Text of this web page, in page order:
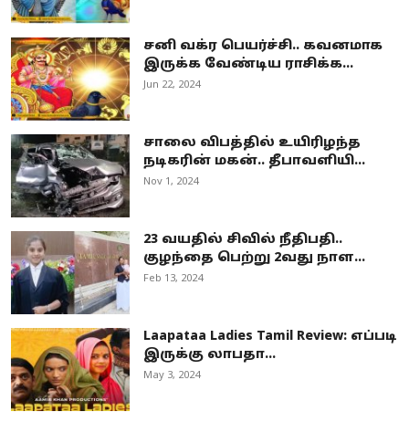
சனி வக்ர பெயர்ச்சி.. கவனமாக
இருக்க வேண்டிய ராசிக்க...
Jun 22, 2024
சாலை விபத்தில் உயிரிழந்த
நடிகரின் மகன்.. தீபாவளியி...
Nov 1, 2024
23 வயதில் சிவில் நீதிபதி..
குழந்தை பெற்று 2வது நாள...
Feb 13, 2024
Laapataa Ladies Tamil Review: எப்படி
இருக்கு லாபதா...
May 3, 2024